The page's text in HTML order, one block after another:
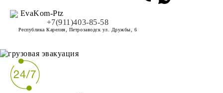
EvaKom-Ptz
+7(911)403-85-58
Республика Карелия, Петрозаводск ул. Дружбы, 6